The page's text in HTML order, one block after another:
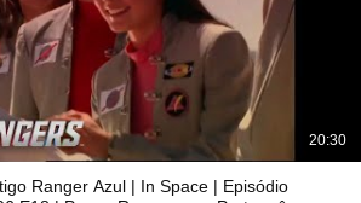
20:30
Ranger Azul | In Space | Episódio